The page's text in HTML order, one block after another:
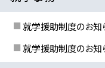
就学援助制度のお知
就学援助制度のお知